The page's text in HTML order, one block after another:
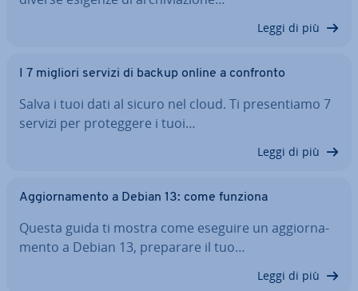
Leggi di più
I 7 migliori servizi di backup online a confronto
Salva i tuoi dati al sicuro nel cloud. Ti pre­sen­tia­mo 7
servizi per pro­teg­ge­re i tuoi…
Leggi di più
Ag­gior­na­men­to a Debian 13: come funziona
Questa guida ti mostra come eseguire un ag­gior­na­
men­to a Debian 13, preparare il tuo…
Leggi di più